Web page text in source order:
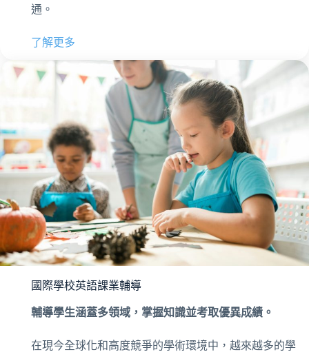
通。
了解更多
國際學校英語課業輔導
輔導學生涵蓋多領域，掌握知識並考取優異成績。
在現今全球化和高度競爭的學術環境中，越來越多的學